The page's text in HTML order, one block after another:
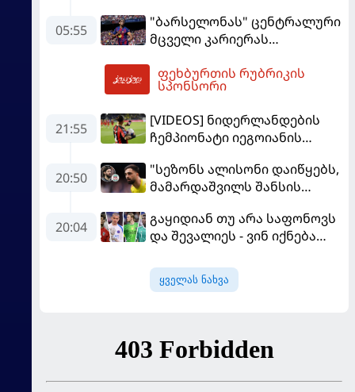
05:55
"ბარსელონას" ცენტრალური
მცველი კარიერას
გააგრძელებს
ფეხბურთის რუბრიკის
სპონსორი
21:55
[VIDEOS] ნიდერლანდების
ჩემპიონატი იეგოიანის
MVP გახდა
20:50
"სეზონს ალისონი დაიწყებს,
მამარდაშვილს შანსის
მოთმინება სჭირდება,
რომელსაც 100%-ით
"ლივერპულის" ყოფილმა
მეკარემ
20:04
გაყიდიან თუ არა საფონოვს
და შევალიეს - ვინ იქნება
ყველას ნახვა